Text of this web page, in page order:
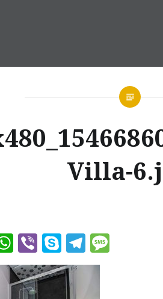
Villa-
WhatsApp
ViberSkypeTelegram